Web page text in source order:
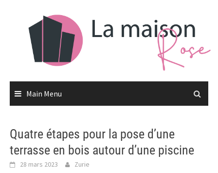
Main Menu
Quatre étapes pour la pose d’une
terrasse en bois autour d’une piscine
28 mars 2023 Zurie